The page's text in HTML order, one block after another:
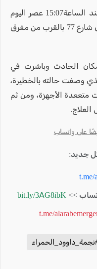
في بلاغ ورد لنجمة داوود الحمراء عند الساعة15:07 عصر اليوم
السبت، عن حادث سير ذاتي وقع على شارع 77 بالقرب من مفرق
الحادث وباشرت في
وصفت حالته بالخطيرة،
متععدة الأجهزة، ومن ثم
على واتساب
جديد:
t.me/
>>
bit.ly/3AG8ibK
t.me/